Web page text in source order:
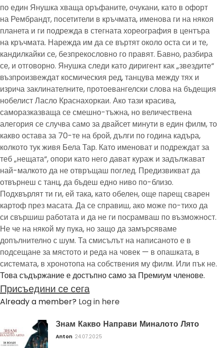
по един Янушка хваща оръфаните, очукани, като в офорт
на Рембрандт, посетители в кръчмата, именова ги на някоя
планета и ги подрежда в стегната хореография в центъра
на кръчмата. Нарежда им да се въртят около оста си и те,
кандилкайки се, безпрекословно го правят. Бавно, разбира
се, и отговорно. Янушка следи като диригент как „звездите“
възпроизвеждат космическия ред, танцува между тях и
изрича заклинателните, протоевангелски слова на бъдещия
нобелист Ласло Краснахоркаи. Ако тази красива,
саморазказваща се смешно-тъжна, но величествена
алегория се случва само за двайсет минути в един филм, то
какво остава за 70-те на брой, дълги по година кадъра,
колкото тук живя Бела Тар. Като именоват и подреждат за
теб „нещата“, опори като него дават кураж и задължават
най-малкото да не отвръщаш поглед. Предизвикват да
отвърнеш с танц, да бъдеш едно ниво по-близо.
Подхвърлят ти ги, ей така, като обелен, още парещ сварен
картоф през масата. Да се справиш, ако може по-тихо да
си свършиш работата и да не ги посрамваш по възможност.
Не че на някой му пука, но защо да замърсяваме
допълнително с шум. Та смисълът на написаното е в
подсещане за мястото и реда на човек — в опашката, в
системата, в хронотопа на собствения му филм. Или пък не.
Това съдържание е достъпно само за Премиум членове.
Присъедини се сега
Already a member? Log in here
Знам Какво Направи Миналото Лято
Anton 24.07.2025